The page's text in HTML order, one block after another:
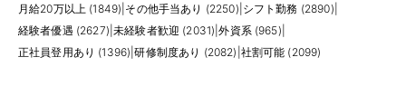
月給20万以上 (1849) その他手当あり (2250) シフト勤務 (2890)
経験者優遇 (2627) |未経験者歓迎 (2031) |外資系 (965)
正社員登用あり (1396) |研修制度あり (2082) 社割可能 (2099)